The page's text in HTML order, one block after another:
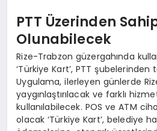
PTT Üzerinden
Olunabilecek
Rize-Trabzon güzergahında
‘Türkiye Kart’, PTT
Uygulama, ilerleyen günlerde
yaygınlaştırılacak ve farklı
kullanılabilecek. POS ve ATM
olacak ‘Türkiye Kart’, belediye